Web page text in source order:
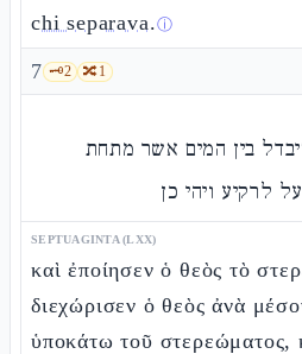
chi separava.ⓘ
7 🗝️2 🔀1
בין המים אשר מתחת
לרקיע ויהי כן
SEPTUAGINTA (LXX)
καὶ ἐποίησεν ὁ θεὸς τὸ
διεχώρισεν ὁ θεὸς ἀνὰ
ὑποκάτω τοῦ στερεώματος,